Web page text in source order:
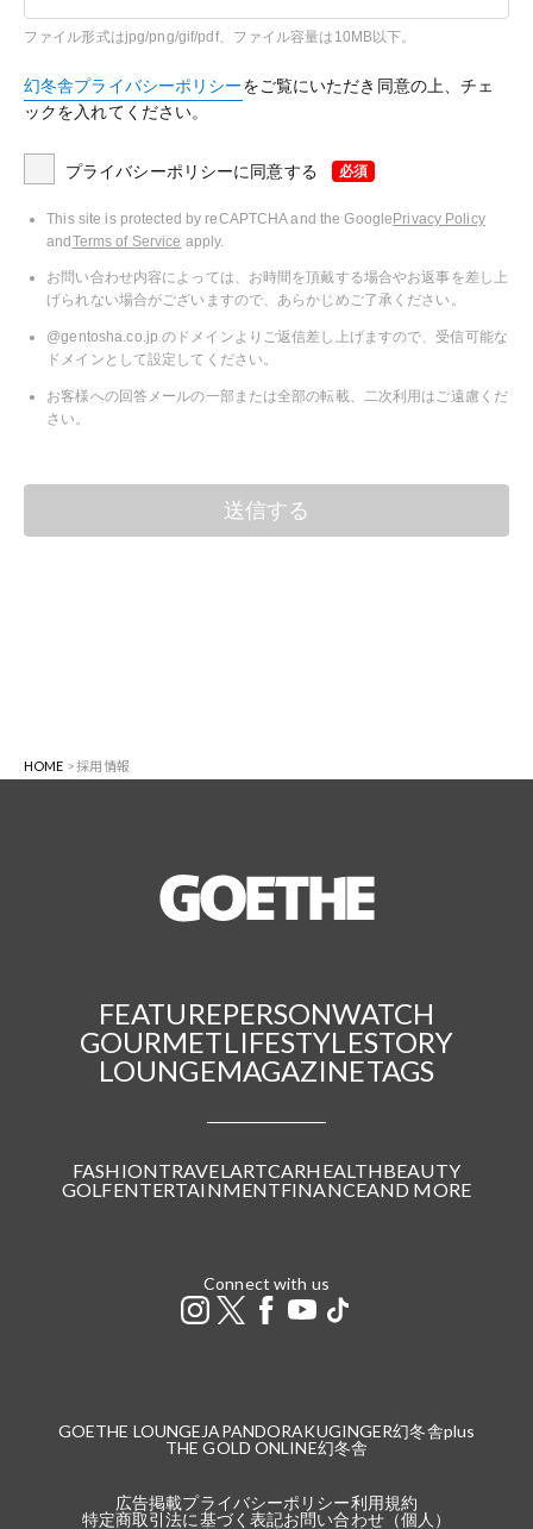
ファイル形式はjpg/png/gif/pdf、ファイル容量は10MB以下。
幻冬舎プライバシーポリシーをご覧にいただき同意の上、チェ
ックを入れてください。
プライバシーポリシーに同意する 必須
This site is protected by reCAPTCHA and the GooglePrivacy Policy
andTerms of Service apply.
お問い合わせ内容によっては、お時間を頂戴する場合やお返事を差し上
げられない場合がございますので、あらかじめご了承ください。
@gentosha.co.jp のドメインよりご返信差し上げますので、受信可能な
ドメインとして設定してください。
お客様への回答メールの一部または全部の転載、二次利用はご遠慮くだ
さい。
HOME 採用情報
FEATUREPERSONWATCH
GOURMETLIFESTYLESTORY
LOUNGEMAGAZINETAGS
FASHIONTRAVELARTCARHEALTHBEAUTY
GOLFENTERTAINMENTFINANCEAND MORE
Connect with us
GOETHE LOUNGE JAPANDORAKUGINGER幻冬舎plus
THE GOLD ONLINE幻冬舎
広告掲載プライバシーポリシー利用規約
特定商取引法に基づく表記お問い合わせ（個人）